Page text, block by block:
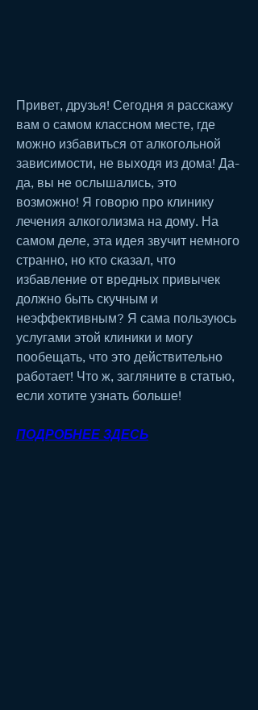
Привет, друзья! Сегодня я расскажу
вам о самом классном месте, где
можно избавиться от алкогольной
зависимости, не выходя из дома! Да-
да, вы не ослышались, это
возможно! Я говорю про клинику
лечения алкоголизма на дому. На
самом деле, эта идея звучит немного
странно, но кто сказал, что
избавление от вредных привычек
должно быть скучным и
неэффективным? Я сама пользуюсь
услугами этой клиники и могу
пообещать, что это действительно
работает! Что ж, загляните в статью,
если хотите узнать больше!
ПОДРОБНЕЕ ЗДЕСЬ